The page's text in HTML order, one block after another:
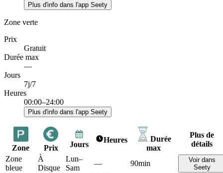
Plus d'info dans l'app Seety
Zone verte
Prix
Gratuit
Durée max
—
Jours
7j/7
Heures
00:00–24:00
Plus d'info dans l'app Seety
Zone Prix Jours
Heures
Durée
max
Plus de
détails
Zone
bleue
À
Disque
Lun–
Sam
— 90min
Voir dans
Seety